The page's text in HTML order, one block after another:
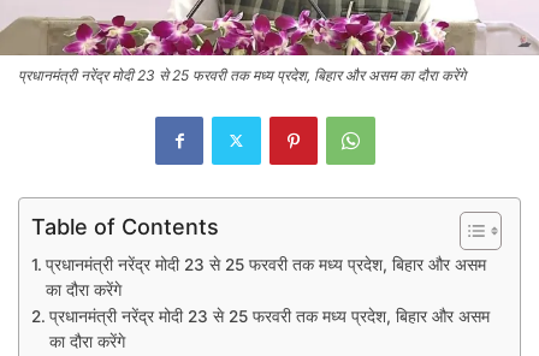
प्रधानमंत्री नरेंद्र मोदी 23 से 25 फरवरी तक मध्य प्रदेश, बिहार और असम का दौरा करेंगे
Table of Contents
प्रधानमंत्री नरेंद्र मोदी 23 से 25 फरवरी तक मध्य प्रदेश, बिहार और असम
का दौरा करेंगे
प्रधानमंत्री नरेंद्र मोदी 23 से 25 फरवरी तक मध्य प्रदेश, बिहार और असम
का दौरा करेंगे